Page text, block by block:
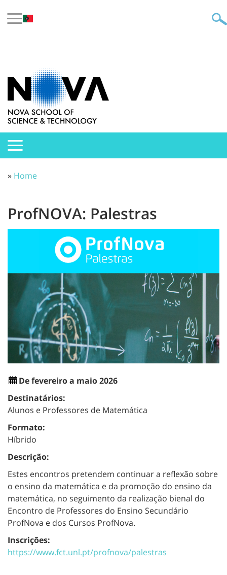
» Home
ProfNOVA: Palestras
De fevereiro a maio 2026
Destinatários:
Alunos e Professores de Matemática
Formato:
Híbrido
Descrição:
Estes encontros pretendem continuar a reflexão sobre
o ensino da matemática e da promoção do ensino da
matemática, no seguimento da realização bienal do
Encontro de Professores do Ensino Secundário
ProfNova e dos Cursos ProfNova.
Inscrições:
https://www.fct.unl.pt/profnova/palestras